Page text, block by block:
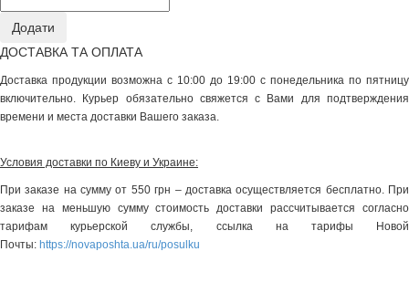
ДОСТАВКА ТА ОПЛАТА
Доставка продукции возможна с 10:00 до 19:00 с понедельника по пятницу
включительно. Курьер обязательно свяжется с Вами для подтверждения
времени и места доставки Вашего заказа.
Условия доставки по Киеву и Украине:
При заказе на сумму от 550 грн – доставка осуществляется бесплатно. При
заказе на меньшую сумму стоимость доставки рассчитывается согласно
тарифам курьерской службы, ссылка на тарифы Новой
Почты: https://novaposhta.ua/ru/posulku